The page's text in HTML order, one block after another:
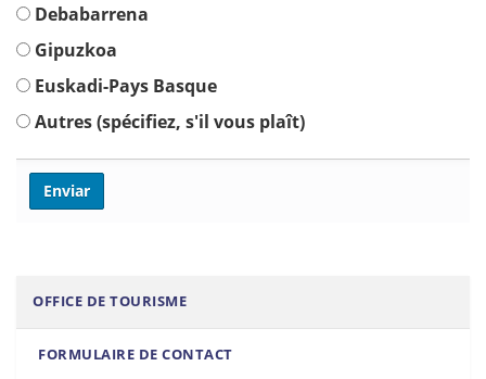
Debabarrena
Gipuzkoa
Euskadi-Pays Basque
Autres (spécifiez, s'il vous plaît)
N
a
v
OFFICE DE TOURISME
FORMULAIRE DE CONTACT